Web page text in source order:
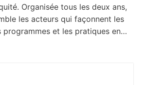
Organisée tous les deux ans,
les acteurs qui façonnent les
programmes et les pratiques en…